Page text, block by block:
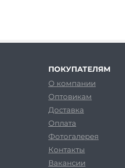
ПОКУПАТЕЛЯМ
О компании
Оптовикам
Доставка
Оплата
Фотогалерея
Контакты
Вакансии